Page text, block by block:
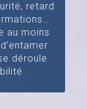
retard
au moins
déroule